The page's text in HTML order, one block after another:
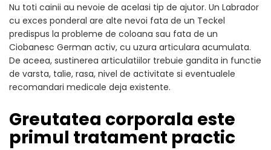
Nu toti cainii au nevoie de acelasi tip de ajutor. Un Labrador
cu exces ponderal are alte nevoi fata de un Teckel
predispus la probleme de coloana sau fata de un
Ciobanesc German activ, cu uzura articulara acumulata.
De aceea, sustinerea articulatiilor trebuie gandita in functie
de varsta, talie, rasa, nivel de activitate si eventualele
recomandari medicale deja existente.
Greutatea corporala este
primul tratament practic